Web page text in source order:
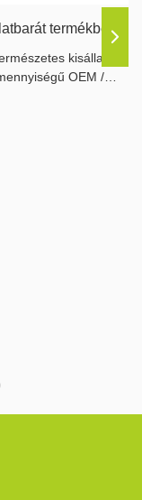
termékbe
kisállat-
OEM /